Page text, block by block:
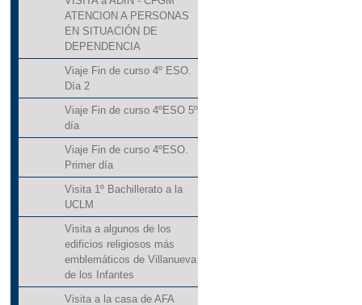
ATENCION A PERSONAS
EN SITUACIÓN DE
DEPENDENCIA
Viaje Fin de curso 4º ESO.
Día 2
Viaje Fin de curso 4ºESO 5º
día
Viaje Fin de curso 4ºESO.
Primer día
Visita 1º Bachillerato a la
UCLM
Visita a algunos de los
edificios religiosos más
emblemáticos de Villanueva
de los Infantes
Visita a la casa de AFA